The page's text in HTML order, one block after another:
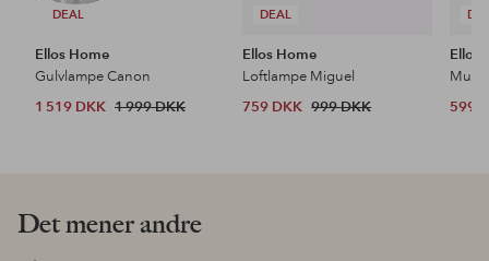
DEAL
Ellos Home
Gulvlampe Canon
1 519 DKK 1 999 DKK
DEAL
Ellos Home
Loftlampe Miguel
759 DKK 999 DKK
Ellos
599
Det mener andre